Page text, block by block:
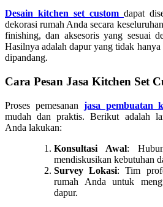
Desain kitchen set custom dapat
dekorasi rumah Anda secara
finishing, dan aksesoris yang sesuai
Hasilnya adalah dapur yang tidak
dipandang.
Cara Pesan Jasa Kitchen Set
Proses pemesanan jasa pembuatan
mudah dan praktis. Berikut adalah
Anda lakukan:
Konsultasi Awal:
mendiskusikan kebutuhan
Survey Lokasi: Tim
rumah Anda untuk
dapur.